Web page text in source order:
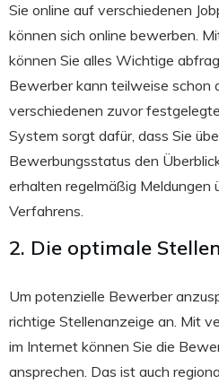
Sie online auf verschiedenen
können sich online bewerben.
können Sie alles Wichtige
Bewerber kann teilweise schon
verschiedenen zuvor
System sorgt dafür, dass Sie
Bewerbungsstatus den
erhalten regelmäßig Meldungen
Verfahrens.
2. Die optimale
Um potenzielle Bewerber
richtige Stellenanzeige an. Mit
im Internet können Sie die
ansprechen. Das ist auch